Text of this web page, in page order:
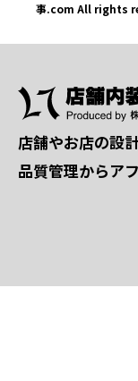
事.com All rights
店舗やお店の設
品質管理からア